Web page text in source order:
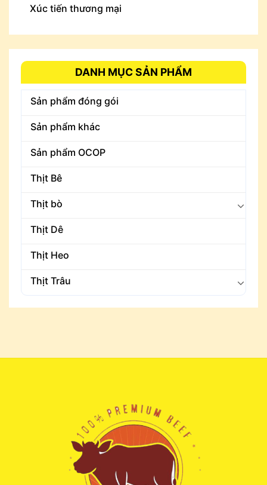
Xúc tiến thương mại
DANH MỤC SẢN PHẨM
Sản phẩm đóng gói
Sản phẩm khác
Sản phẩm OCOP
Thịt Bê
Thịt bò
Thịt Dê
Thịt Heo
Thịt Trâu